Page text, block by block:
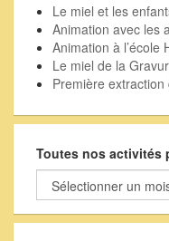
Le miel et les
Animation avec les
Animation à l’école
Le miel de la
Première extraction
Toutes nos activités
Toutes
nos
activités